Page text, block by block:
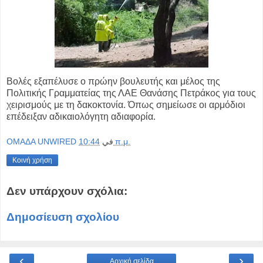
Βολές εξαπέλυσε ο πρώην βουλευτής και μέλος της
Πολιτικής Γραμματείας της ΛΑΕ Θανάσης Πετράκος για τους
χειρισμούς με τη δακοκτονία. Όπως σημείωσε οι αρμόδιοι
επέδειξαν αδικαιολόγητη αδιαφορία.
OMAΔΑ UNWIRED في 10:44 π.μ.
Κοινή χρήση
Δεν υπάρχουν σχόλια:
Δημοσίευση σχολίου